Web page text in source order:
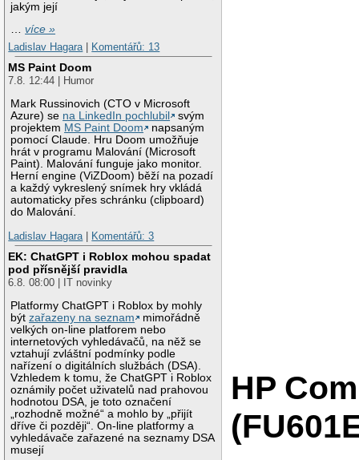
jakým její
…více »
Ladislav Hagara
Komentářů: 13
MS Paint Doom
7.8. 12:44 | Humor
Mark Russinovich (CTO v Microsoft
Azure) se na LinkedIn pochlubil
svým
projektem MS Paint Doom
napsaným
pomocí Claude. Hru Doom umožňuje
hrát v programu Malování (Microsoft
Paint). Malování funguje jako monitor.
Herní engine (ViZDoom) běží na pozadí
a každý vykreslený snímek hry vkládá
automaticky přes schránku (clipboard)
do Malování.
Ladislav Hagara | Komentářů: 3
EK: ChatGPT i Roblox mohou spadat
pod přísnější pravidla
6.8. 08:00 | IT novinky
Platformy ChatGPT i Roblox by mohly
býtzařazeny na seznam
mimořádně
velkých on-line platforem nebo
internetových vyhledávačů, na něž se
vztahují zvláštní podmínky podle
nařízení o digitálních službách (DSA).
Vzhledem k tomu, že ChatGPT i Roblox
oznámily počet uživatelů nad prahovou
hodnotou DSA, je toto označení
„rozhodně možné“ a mohlo by „přijít
dříve či později“. On-line platformy a
vyhledávače zařazené na seznamy DSA
musejí
HP